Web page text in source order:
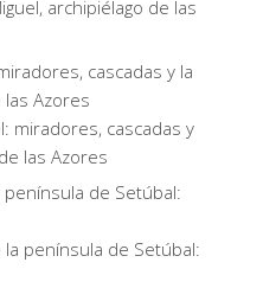
cascadas y la
Azores
de Setúbal: